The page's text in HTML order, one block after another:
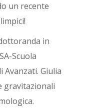
un recente
in
Scuola
Giulia
gravitazionali